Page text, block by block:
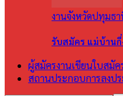
งานจังหวัดปทุมธ
รับสมัคร แม่บ้านกึ่
ผู้สมัครงานเขียนใบสมัค
สถานประกอบการลงป